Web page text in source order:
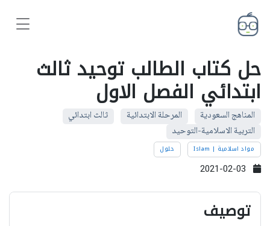
حل كتاب الطالب توحيد ثالث
ابتدائي الفصل الاول
المناهج السعودية المرحلة الابتدائية
ثالث ابتدائي
التربية الاسلامية-التوحيد
مواد اسلامية | Islam حلول
توصيف